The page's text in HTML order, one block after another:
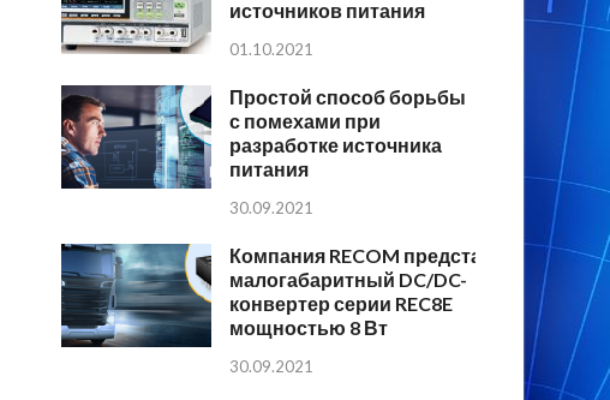
источников питания
01.10.2021
Простой способ борьбы
с помехами при
разработке источника
питания
30.09.2021
Компания RECOM представляет
малогабаритный DC/DC-
конвертер серии REC8E
мощностью 8 Вт
30.09.2021